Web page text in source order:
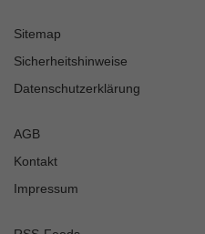
Sitemap
Sicherheitshinweise
Datenschutzerklärung
AGB
Kontakt
Impressum